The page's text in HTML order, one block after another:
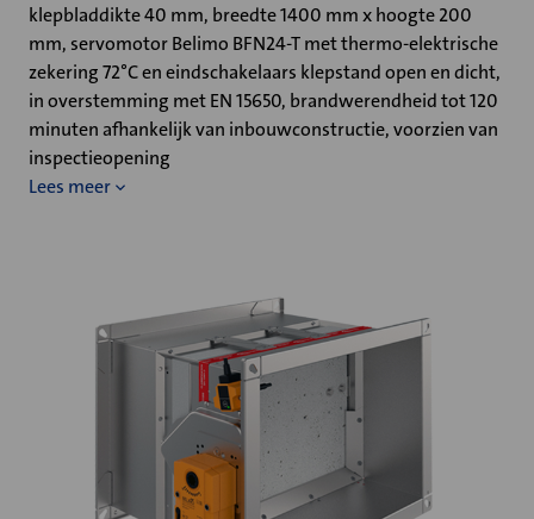
klepbladdikte 40 mm, breedte 1400 mm x hoogte 200
mm, servomotor Belimo BFN24-T met thermo-elektrische
zekering 72°C en eindschakelaars klepstand open en dicht,
in overstemming met EN 15650, brandwerendheid tot 120
minuten afhankelijk van inbouwconstructie, voorzien van
inspectieopening
Lees meer